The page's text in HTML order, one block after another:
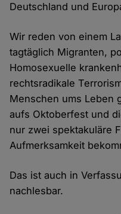
Deutschland und
Wir reden von einem
tagtäglich Migranten,
Homosexuelle
rechtsradikale
Menschen ums Leben
aufs Oktoberfest und
nur zwei spektakuläre
Aufmerksamkeit
Das ist auch in
nachlesbar.